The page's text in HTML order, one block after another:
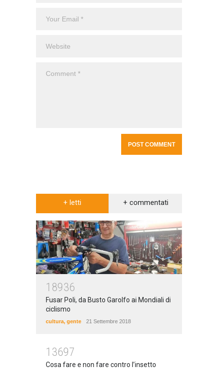
+ letti + commentati
18936
Fusar Poli, da Busto Garolfo ai Mondiali di
ciclismo
cultura, gente 21 Settembre 2018
13697
Cosa fare e non fare contro l’insetto